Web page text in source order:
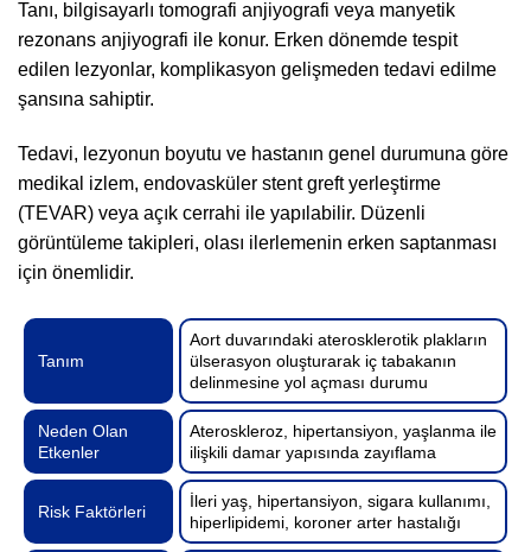
Tanı, bilgisayarlı tomografi anjiyografi veya manyetik
rezonans anjiyografi ile konur. Erken dönemde tespit
edilen lezyonlar, komplikasyon gelişmeden tedavi edilme
şansına sahiptir.
Tedavi, lezyonun boyutu ve hastanın genel durumuna göre
medikal izlem, endovasküler stent greft yerleştirme
(TEVAR) veya açık cerrahi ile yapılabilir. Düzenli
görüntüleme takipleri, olası ilerlemenin erken saptanması
için önemlidir.
Tanım
Aort duvarındaki aterosklerotik plakların
ülserasyon oluşturarak iç tabakanın
delinmesine yol açması durumu
Neden Olan
Etkenler
Ateroskleroz, hipertansiyon, yaşlanma ile
ilişkili damar yapısında zayıflama
Risk Faktörleri
İleri yaş, hipertansiyon, sigara kullanımı,
hiperlipidemi, koroner arter hastalığı